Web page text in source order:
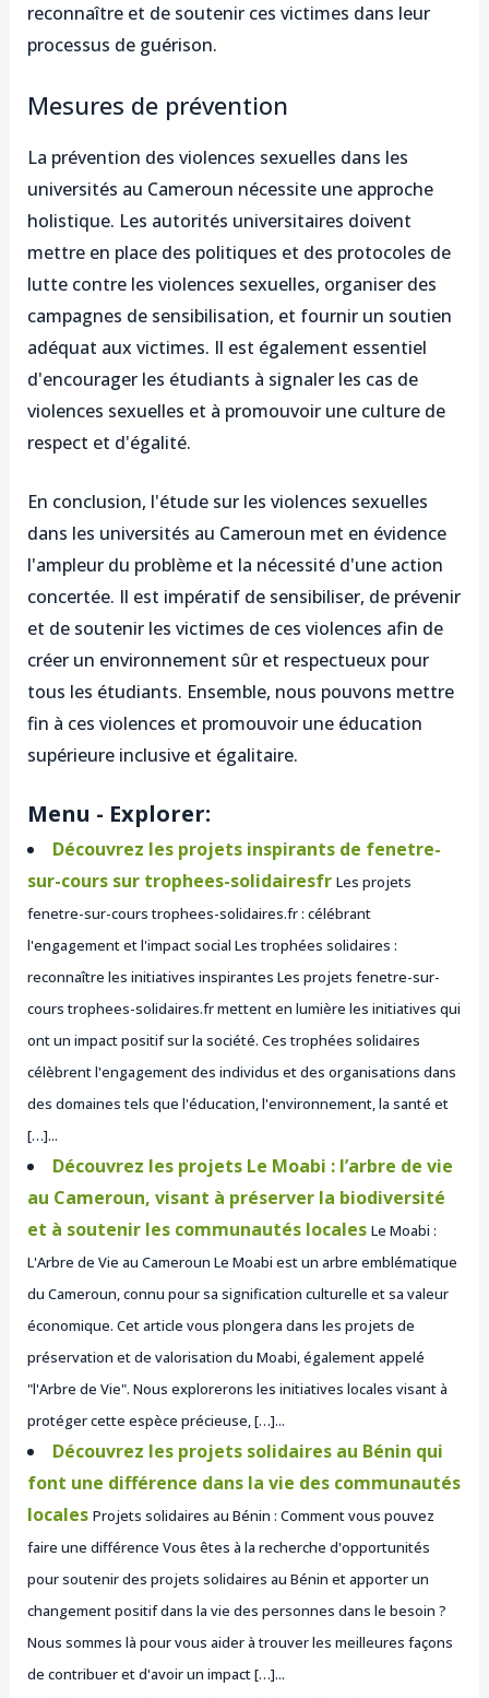
reconnaître et de soutenir ces victimes dans leur
processus de guérison.
Mesures de prévention
La prévention des violences sexuelles dans les
universités au Cameroun nécessite une approche
holistique. Les autorités universitaires doivent
mettre en place des politiques et des protocoles de
lutte contre les violences sexuelles, organiser des
campagnes de sensibilisation, et fournir un soutien
adéquat aux victimes. Il est également essentiel
d'encourager les étudiants à signaler les cas de
violences sexuelles et à promouvoir une culture de
respect et d'égalité.
En conclusion, l'étude sur les violences sexuelles
dans les universités au Cameroun met en évidence
l'ampleur du problème et la nécessité d'une action
concertée. Il est impératif de sensibiliser, de prévenir
et de soutenir les victimes de ces violences afin de
créer un environnement sûr et respectueux pour
tous les étudiants. Ensemble, nous pouvons mettre
fin à ces violences et promouvoir une éducation
supérieure inclusive et égalitaire.
Menu - Explorer:
Découvrez les projets inspirants de fenetre-
sur-cours sur trophees-solidairesfr Les projets
fenetre-sur-cours trophees-solidaires.fr : célébrant
l'engagement et l'impact social Les trophées solidaires :
reconnaître les initiatives inspirantes Les projets fenetre-sur-
cours trophees-solidaires.fr mettent en lumière les initiatives qui
ont un impact positif sur la société. Ces trophées solidaires
célèbrent l'engagement des individus et des organisations dans
des domaines tels que l'éducation, l'environnement, la santé et
[…]...
Découvrez les projets Le Moabi : l’arbre de vie
au Cameroun, visant à préserver la biodiversité
et à soutenir les communautés locales Le Moabi :
L'Arbre de Vie au Cameroun Le Moabi est un arbre emblématique
du Cameroun, connu pour sa signification culturelle et sa valeur
économique. Cet article vous plongera dans les projets de
préservation et de valorisation du Moabi, également appelé
"l'Arbre de Vie". Nous explorerons les initiatives locales visant à
protéger cette espèce précieuse, […]...
Découvrez les projets solidaires au Bénin qui
font une différence dans la vie des communautés
locales Projets solidaires au Bénin : Comment vous pouvez
faire une différence Vous êtes à la recherche d'opportunités
pour soutenir des projets solidaires au Bénin et apporter un
changement positif dans la vie des personnes dans le besoin ?
Nous sommes là pour vous aider à trouver les meilleures façons
de contribuer et d'avoir un impact […]...